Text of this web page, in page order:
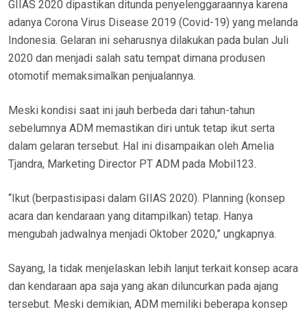
GIIAS 2020 dipastikan ditunda penyelenggaraannya karena
adanya Corona Virus Disease 2019 (Covid-19) yang melanda
Indonesia. Gelaran ini seharusnya dilakukan pada bulan Juli
2020 dan menjadi salah satu tempat dimana produsen
otomotif memaksimalkan penjualannya.
Meski kondisi saat ini jauh berbeda dari tahun-tahun
sebelumnya ADM memastikan diri untuk tetap ikut serta
dalam gelaran tersebut. Hal ini disampaikan oleh Amelia
Tjandra, Marketing Director PT ADM pada Mobil123.
“Ikut (berpastisipasi dalam GIIAS 2020). Planning (konsep
acara dan kendaraan yang ditampilkan) tetap. Hanya
mengubah jadwalnya menjadi Oktober 2020,” ungkapnya.
Sayang, Ia tidak menjelaskan lebih lanjut terkait konsep acara
dan kendaraan apa saja yang akan diluncurkan pada ajang
tersebut. Meski demikian, ADM memiliki beberapa konsep